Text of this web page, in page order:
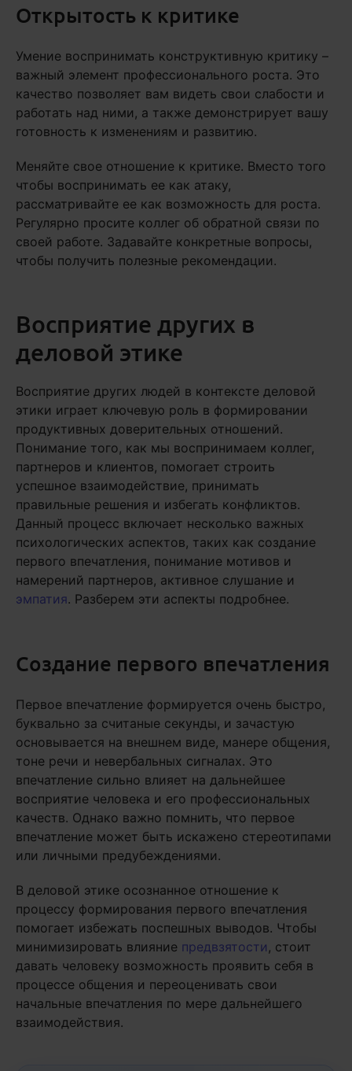
Открытость к критике
Умение воспринимать конструктивную критику –
важный элемент профессионального роста. Это
качество позволяет вам видеть свои слабости и
работать над ними, а также демонстрирует вашу
готовность к изменениям и развитию.
Меняйте свое отношение к критике. Вместо того
чтобы воспринимать ее как атаку,
рассматривайте ее как возможность для роста.
Регулярно просите коллег об обратной связи по
своей работе. Задавайте конкретные вопросы,
чтобы получить полезные рекомендации.
Восприятие других в
деловой этике
Восприятие других людей в контексте деловой
этики играет ключевую роль в формировании
продуктивных доверительных отношений.
Понимание того, как мы воспринимаем коллег,
партнеров и клиентов, помогает строить
успешное взаимодействие, принимать
правильные решения и избегать конфликтов.
Данный процесс включает несколько важных
психологических аспектов, таких как создание
первого впечатления, понимание мотивов и
намерений партнеров, активное слушание и
эмпатия. Разберем эти аспекты подробнее.
Создание первого впечатления
Первое впечатление формируется очень быстро,
буквально за считаные секунды, и зачастую
основывается на внешнем виде, манере общения,
тоне речи и невербальных сигналах. Это
впечатление сильно влияет на дальнейшее
восприятие человека и его профессиональных
качеств. Однако важно помнить, что первое
впечатление может быть искажено стереотипами
или личными предубеждениями.
В деловой этике осознанное отношение к
процессу формирования первого впечатления
помогает избежать поспешных выводов. Чтобы
минимизировать влияние предвзятости , стоит
давать человеку возможность проявить себя в
процессе общения и переоценивать свои
начальные впечатления по мере дальнейшего
взаимодействия.